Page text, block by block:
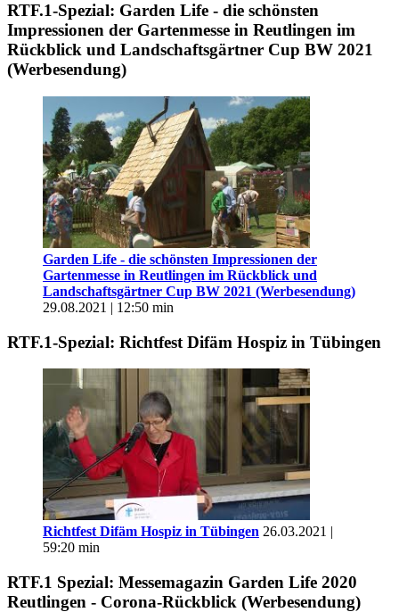
RTF.1-Spezial: Garden Life - die schönsten
Impressionen der Gartenmesse in Reutlingen im
Rückblick und Landschaftsgärtner Cup BW 2021
(Werbesendung)
Garden Life - die schönsten Impressionen der
Gartenmesse in Reutlingen im Rückblick und
Landschaftsgärtner Cup BW 2021 (Werbesendung)
29.08.2021 | 12:50 min
RTF.1-Spezial: Richtfest Difäm Hospiz in Tübingen
Richtfest Difäm Hospiz in Tübingen 26.03.2021 |
59:20 min
RTF.1 Spezial: Messemagazin Garden Life 2020
Reutlingen - Corona-Rückblick (Werbesendung)